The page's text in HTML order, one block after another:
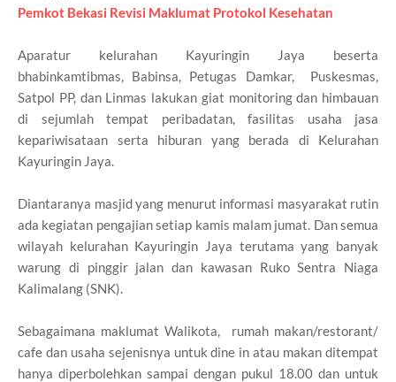
Pemkot Bekasi Revisi Maklumat Protokol Kesehatan
Aparatur kelurahan Kayuringin Jaya beserta
bhabinkamtibmas, Babinsa, Petugas Damkar, Puskesmas,
Satpol PP, dan Linmas lakukan giat monitoring dan himbauan
di sejumlah tempat peribadatan, fasilitas usaha jasa
kepariwisataan serta hiburan yang berada di Kelurahan
Kayuringin Jaya.
Diantaranya masjid yang menurut informasi masyarakat rutin
ada kegiatan pengajian setiap kamis malam jumat. Dan semua
wilayah kelurahan Kayuringin Jaya terutama yang banyak
warung di pinggir jalan dan kawasan Ruko Sentra Niaga
Kalimalang (SNK).
Sebagaimana maklumat Walikota, rumah makan/restorant/
cafe dan usaha sejenisnya untuk dine in atau makan ditempat
hanya diperbolehkan sampai dengan pukul 18.00 dan untuk